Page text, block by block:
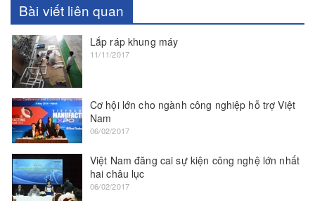
Bài viết liên quan
Lắp ráp khung máy
11/11/2017
Cơ hội lớn cho ngành công nghiệp hỗ trợ Việt
Nam
06/02/2017
Việt Nam đăng cai sự kiện công nghệ lớn nhất
hai châu lục
06/02/2017